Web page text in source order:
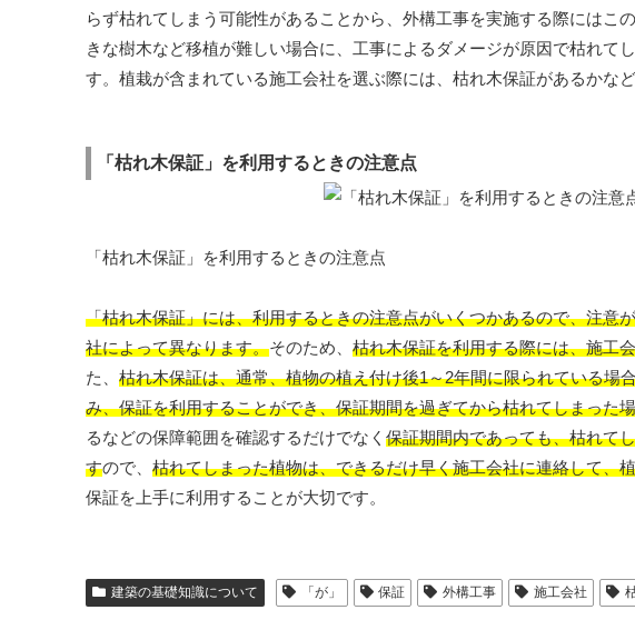
らず枯れてしまう可能性があることから、外構工事を実施する際には
きな樹木など移植が難しい場合に、工事によるダメージが原因で枯れて
す。植栽が含まれている施工会社を選ぶ際には、枯れ木保証があるかな
「枯れ木保証」を利用するときの注意点
「枯れ木保証」を利用するときの注意点
「枯れ木保証」には、利用するときの注意点がいくつかあるので、注意
社によって異なります。そのため、 枯れ木保証を利用する際には、施工
た、 枯れ木保証は、通常、植物の植え付け後1～2年間に限られている場
み、保証を利用することができ、保証期間を過ぎてから枯れてしまった
るなどの保障範囲を確認するだけでなく 保証期間内であっても、枯れて
すので、 枯れてしまった植物は、できるだけ早く施工会社に連絡して、
保証を上手に利用することが大切です。
建築の基礎知識について 「が」 保証 外構工事 施工会社